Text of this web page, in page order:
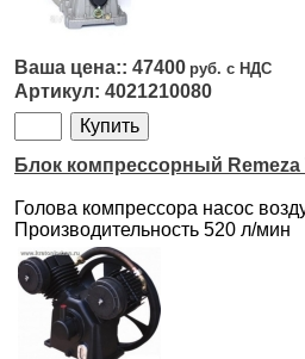
47400
4021210080
Блок компрессорный Remeza
Голова компрессора насос
Производительность 520 л/мин